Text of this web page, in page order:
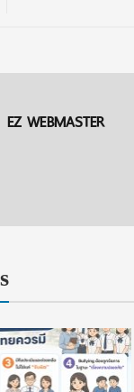
EZ WEBMASTER